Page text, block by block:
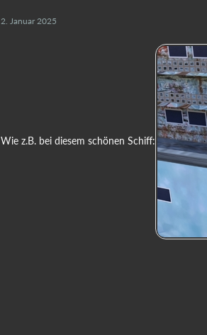
2. Januar 2025
Wie z.B. bei diesem schönen Schiff: